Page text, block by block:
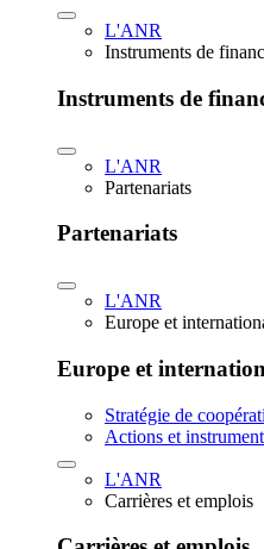
L'ANR
Instruments de
Instruments de
L'ANR
Partenariats
Partenariats
L'ANR
Europe et
Europe et
Stratégie de
Actions et
L'ANR
Carrières et emplois